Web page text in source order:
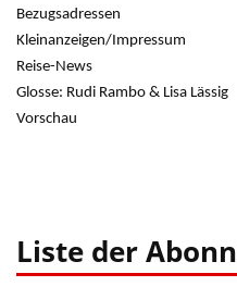
Bezugsadressen
Kleinanzeigen/Impressum
Reise-News
Glosse: Rudi Rambo & Lisa Lässig
Vorschau
Liste der